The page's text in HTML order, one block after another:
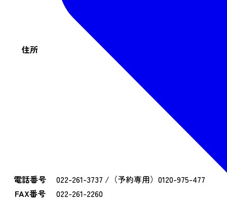
住所
電話番号
022-261-3737 /（予約専用）0120-975-477
FAX番号
022-261-2260